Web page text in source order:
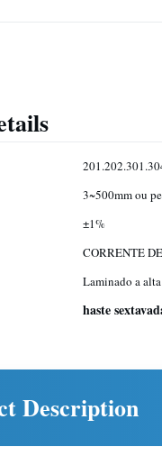
3~500mm ou
±1%
CORRENTE
Laminado a
haste
Description